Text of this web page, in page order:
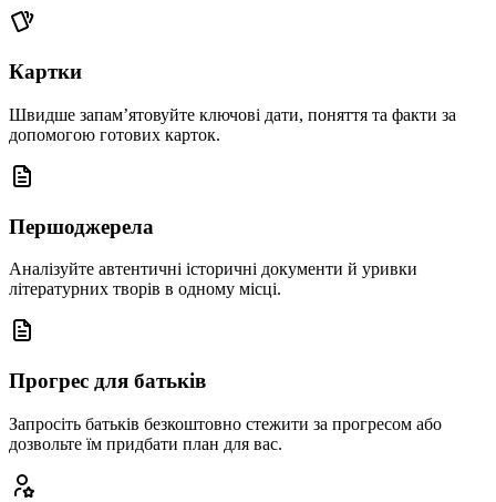
Картки
Швидше запам’ятовуйте ключові дати, поняття та факти за
допомогою готових карток.
Першоджерела
Аналізуйте автентичні історичні документи й уривки
літературних творів в одному місці.
Прогрес для батьків
Запросіть батьків безкоштовно стежити за прогресом або
дозвольте їм придбати план для вас.